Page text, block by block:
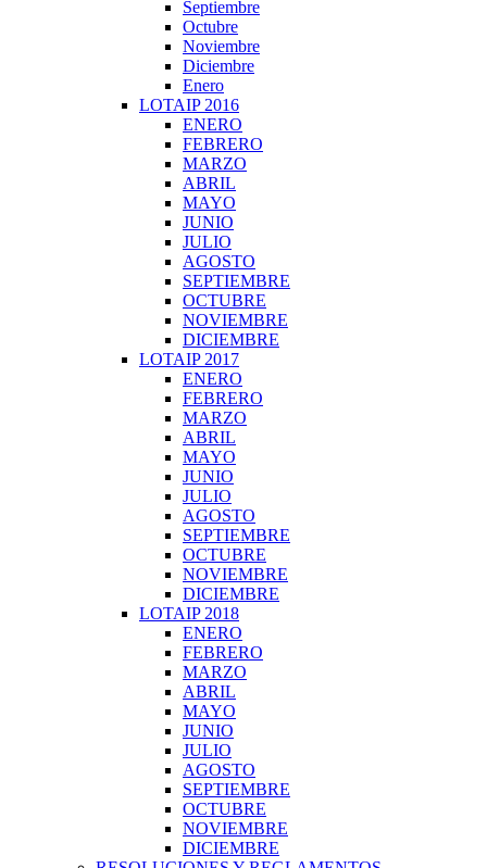
Septiembre
Octubre
Noviembre
Diciembre
Enero
LOTAIP 2016
ENERO
FEBRERO
MARZO
ABRIL
MAYO
JUNIO
JULIO
AGOSTO
SEPTIEMBRE
OCTUBRE
NOVIEMBRE
DICIEMBRE
LOTAIP 2017
ENERO
FEBRERO
MARZO
ABRIL
MAYO
JUNIO
JULIO
AGOSTO
SEPTIEMBRE
OCTUBRE
NOVIEMBRE
DICIEMBRE
LOTAIP 2018
ENERO
FEBRERO
MARZO
ABRIL
MAYO
JUNIO
JULIO
AGOSTO
SEPTIEMBRE
OCTUBRE
NOVIEMBRE
DICIEMBRE